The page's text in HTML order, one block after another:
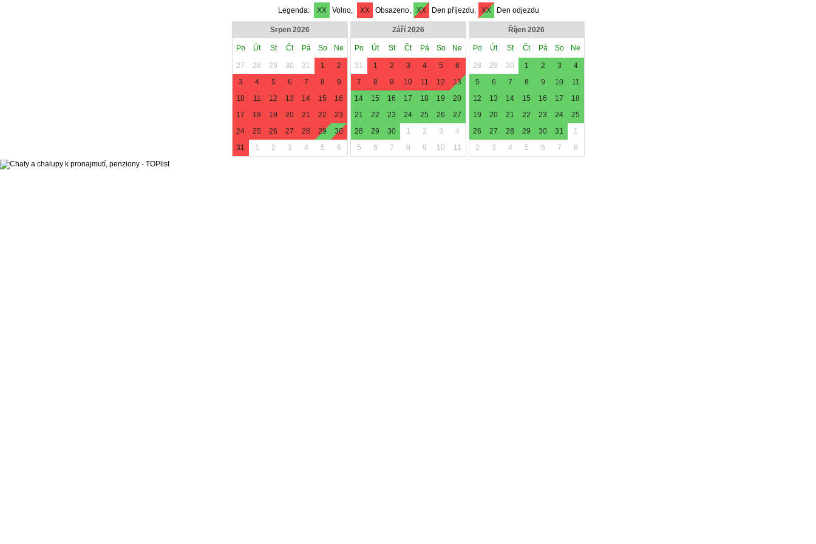
Legenda: XX Volno, XX Obsazeno, XX Den příjezdu, XX Den odjezdu
Srpen 2026
Po Út St Čt Pá So Ne
27 28 29 30 31 1
2
3
4 5 6 7 8
9
10
11 12 13 14 15
16
17
18 19 20 21 22
23
24
25 26 27 28 29
30
31
1 2 3 4 5 6
Září 2026
Po Út St Čt Pá So Ne
31 1 2 3 4 5
6
7
8 9 10 11 12
13
14
15 16 17 18 19
20
21
22 23 24 25 26
27
28
29 30 1 2 3
4
5
6 7 8 9 10 11
Říjen 2026
Po Út St Čt Pá So Ne
28 29 30 1 2 3
4
5
6 7 8 9 10
11
12
13 14 15 16 17
18
19
20 21 22 23 24
25
26
27 28 29 30 31
1
2
3 4 5 6 7 8